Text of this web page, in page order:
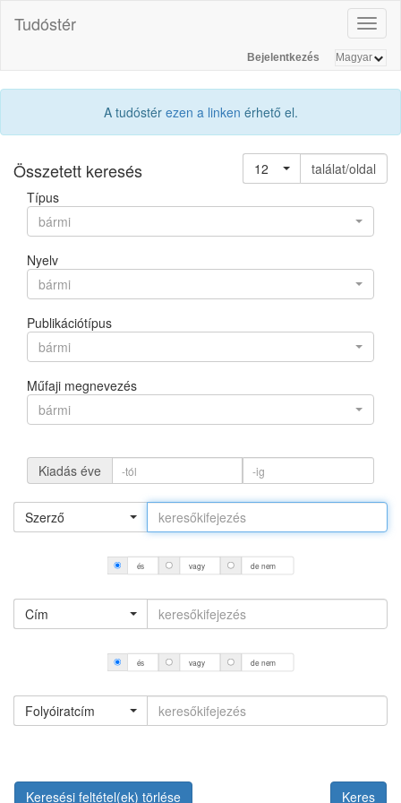
Tudóstér
Bejelentkezés
A tudóstér ezen a linken érhető el.
Összetett keresés 12
találat/oldal
Típus
bármi
Nyelv
bármi
Publikációtípus
bármi
Műfaji megnevezés
bármi
Kiadás éve
Szerző
és vagy de nem
Cím
és vagy de nem
Folyóiratcím
Keresési feltétel(ek) törlése